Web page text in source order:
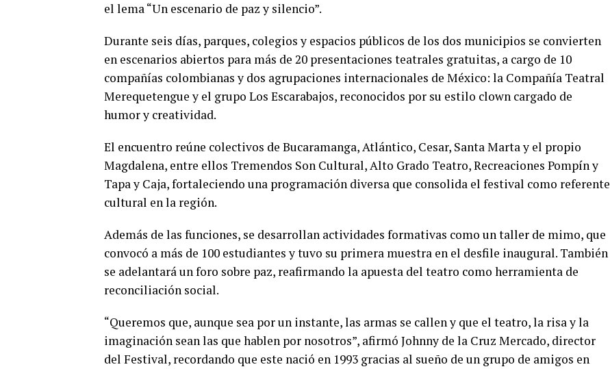
el lema “Un escenario de paz y silencio”.
Durante seis días, parques, colegios y espacios públicos de los dos municipios se convierten
en escenarios abiertos para más de 20 presentaciones teatrales gratuitas, a cargo de 10
compañías colombianas y dos agrupaciones internacionales de México: la Compañía Teatral
Merequetengue y el grupo Los Escarabajos, reconocidos por su estilo clown cargado de
humor y creatividad.
El encuentro reúne colectivos de Bucaramanga, Atlántico, Cesar, Santa Marta y el propio
Magdalena, entre ellos Tremendos Son Cultural, Alto Grado Teatro, Recreaciones Pompín y
Tapa y Caja, fortaleciendo una programación diversa que consolida el festival como referente
cultural en la región.
Además de las funciones, se desarrollan actividades formativas como un taller de mimo, que
convocó a más de 100 estudiantes y tuvo su primera muestra en el desfile inaugural. También
se adelantará un foro sobre paz, reafirmando la apuesta del teatro como herramienta de
reconciliación social.
“Queremos que, aunque sea por un instante, las armas se callen y que el teatro, la risa y la
imaginación sean las que hablen por nosotros”, afirmó Johnny de la Cruz Mercado, director
del Festival, recordando que este nació en 1993 gracias al sueño de un grupo de amigos en